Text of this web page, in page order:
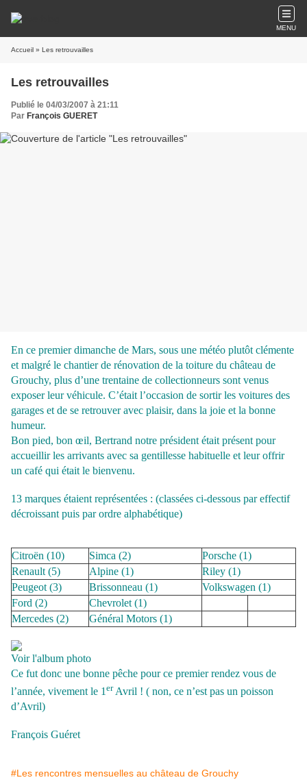
MENU
Accueil » Les retrouvailles
Les retrouvailles
Publié le 04/03/2007 à 21:11
Par François GUERET
En ce premier dimanche de Mars, sous une météo plutôt clémente
et malgré le chantier de rénovation de la toiture du château de
Grouchy, plus d’une trentaine de collectionneurs sont venus
exposer leur véhicule. C’était l’occasion de sortir les voitures des
garages et de se retrouver avec plaisir, dans la joie et la bonne
humeur.
Bon pied, bon œil, Bertrand notre président était présent pour
accueillir les arrivants avec sa gentillesse habituelle et leur offrir
un café qui était le bienvenu.
13 marques étaient représentées : (classées ci-dessous par effectif
décroissant puis par ordre alphabétique)
Citroën (10) Simca (2) Porsche (1)
Renault (5) Alpine (1) Riley (1)
Peugeot (3) Brissonneau (1) Volkswagen (1)
Ford (2) Chevrolet (1)
Mercedes (2) Général Motors (1)
Voir l'album photo
Ce fut donc une bonne pêche pour ce premier rendez vous de
l’année, vivement le 1 erAvril ! ( non, ce n’est pas un poisson
d’Avril)
François Guéret
#Les rencontres mensuelles au château de Grouchy